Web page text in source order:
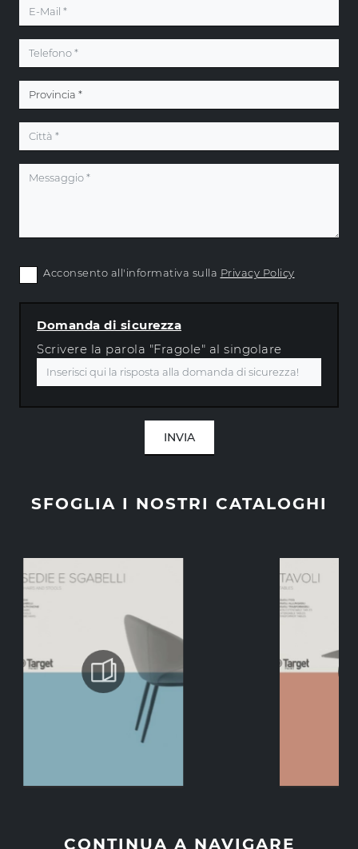
SFOGLIA I NOSTRI CATALOGHI
CONTINUA A NAVIGARE
Acconsento all'informativa sulla Privacy Policy
Domanda di sicurezza
Scrivere la parola "Fragole" al singolare
INVIA